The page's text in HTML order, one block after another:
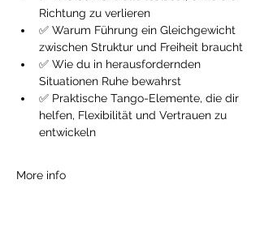
Richtung zu verlieren
✅ Warum Führung ein Gleichgewicht
zwischen Struktur und Freiheit braucht
✅ Wie du in herausfordernden
Situationen Ruhe bewahrst
✅ Praktische Tango-Elemente, die dir
helfen, Flexibilität und Vertrauen zu
entwickeln
More info